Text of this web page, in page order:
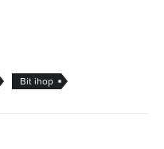
Bit ihop